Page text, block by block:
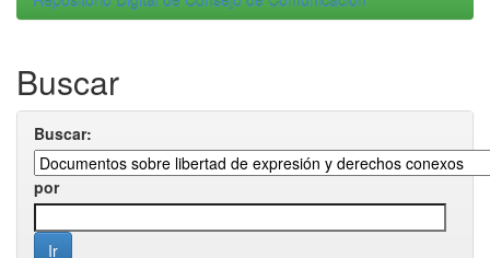
Buscar
Buscar:
por